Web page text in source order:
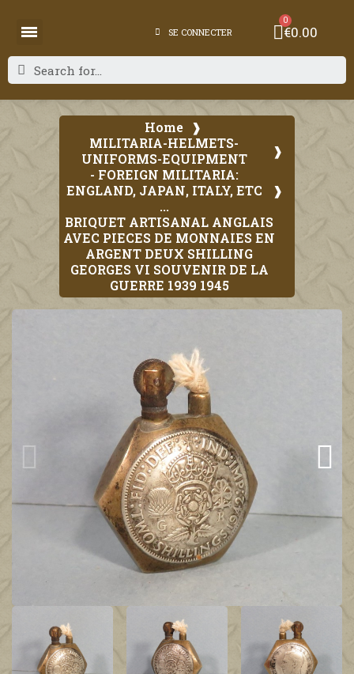
SE CONNECTER €0.00
Home
MILITARIA-HELMETS-
UNIFORMS-EQUIPMENT
- FOREIGN MILITARIA:
ENGLAND, JAPAN, ITALY, ETC
...
BRIQUET ARTISANAL ANGLAIS
AVEC PIECES DE MONNAIES EN
ARGENT DEUX SHILLING
GEORGES VI SOUVENIR DE LA
GUERRE 1939 1945